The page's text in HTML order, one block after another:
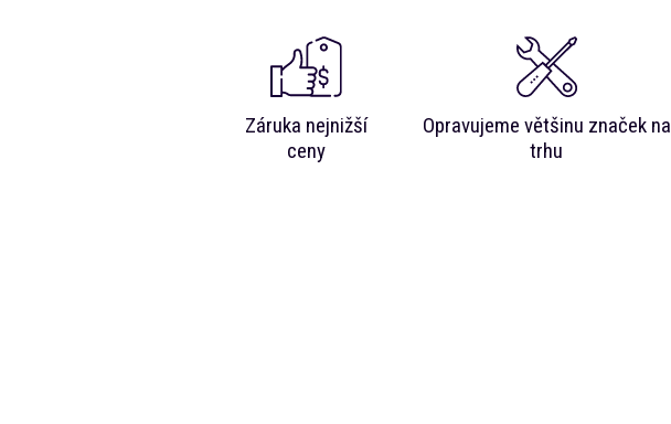
Záruka nejnižší
ceny
Opravujeme většinu značek na
trhu